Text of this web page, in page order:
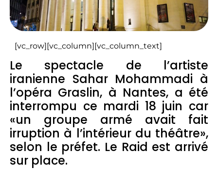
[vc_row][vc_column][vc_column_text]
Le spectacle de l’artiste
iranienne Sahar Mohammadi à
l’opéra Graslin, à Nantes, a été
interrompu ce mardi 18 juin car
«un groupe armé avait fait
irruption à l’intérieur du théâtre»,
selon le préfet. Le Raid est arrivé
sur place.